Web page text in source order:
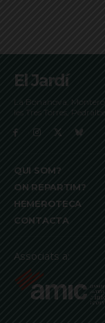
El Jardí
La Bonanova,
les Tres Torres,
QUI SOM?
ON REPARTIM?
HEMEROTECA
CONTACTA
Associats a: